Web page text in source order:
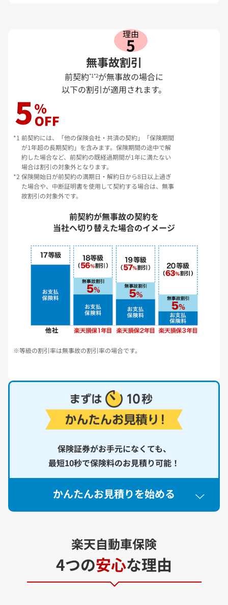
理由
5
無事故割引
前契約*1*2が無事故の場合に
以下の割引が適用されます。
前契約には、「他の保険会社・共済の契約」「保険期間
が1年超の長期契約」を含みます。保険期間の途中で解
約した場合など、前契約の既経過期間が1年に満たない
場合は割引の対象外となります。
保険開始日が前契約の満期日・解約日から8日以上過ぎ
た場合や、中断証明書を使用して契約する場合は、無事
故割引の対象外です。
前契約が無事故の契約を
当社へ切り替えた場合のイメージ
等級の割引率は無事故の割引率の場合です。
保険証券がお手元になくても、
最短10秒で保険料のお見積り可能！
STEP
お車の情報
トヨタ
車種
かんたんお見積りを始める
楽天自動車保険
4つの安心な理由